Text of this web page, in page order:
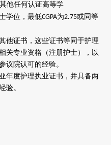
他任何认证高等学
学位，最低CGPA为2.75或同等
他证书，这些证书等同于护理
关专业资格（注册护士），以
议院认可的经验。
年度护理执业证书，并具备两
验。